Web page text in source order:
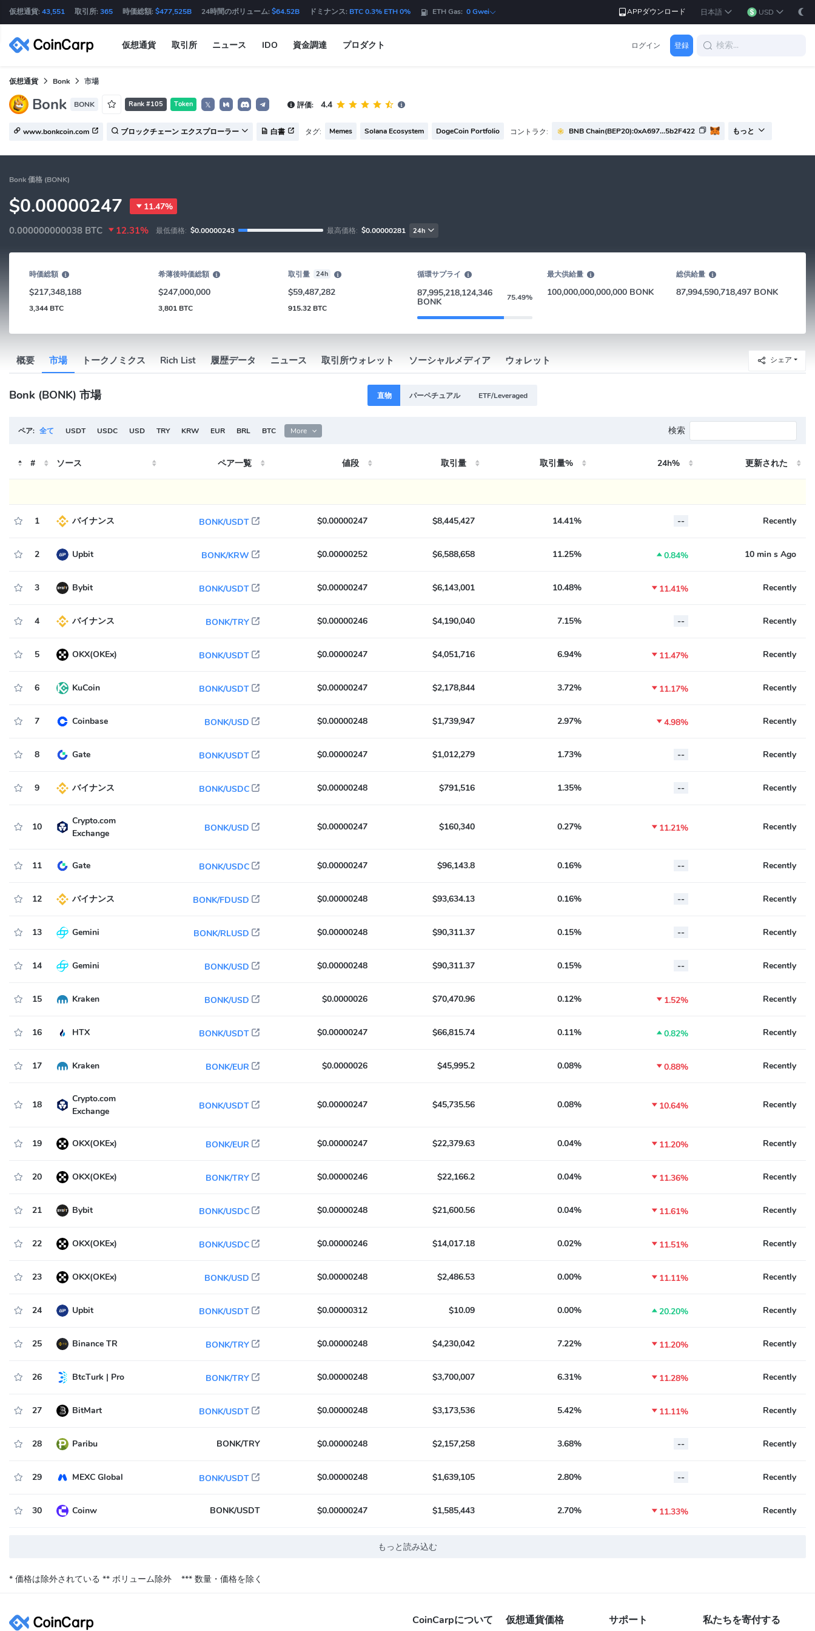
仮想通貨: 43,551 取引所: 365 時価総額: $477,525B 24時間のボリューム: $64.52B ドミナンス: BTC 0.3% ETH 0% ETH Gas: 0 Gwei APPダウンロード 日本語 USD
仮想通貨 取引所 ニュース IDO 資金調達 プロダクト ログイン 登録
仮想通貨 Bonk 市場
Bonk BONK Rank #105 Token 𝕏 評価: 4.4
www.bonkcoin.com ブロックチェーン エクスプローラー 白書 タグ: Memes Solana Ecosystem DogeCoin Portfolio コントラク: BNB Chain(BEP20):0xA697...5b2F422 もっと
Bonk 価格 (BONK)
$0.00000247 11.47%
0.000000000038 BTC 12.31% 最低価格: $0.00000243 最高価格: $0.00000281 24h
時価総額
$217,348,188
3,344 BTC
希薄後時価総額
$247,000,000
3,801 BTC
取引量 24h
$59,487,282
915.32 BTC
循環サプライ
87,995,218,124,346
BONK 75.49%
最大供給量
100,000,000,000,000 BONK
総供給量
87,994,590,718,497 BONK
概要 市場 トークノミクス Rich List 履歴データ ニュース 取引所ウォレット ソーシャルメディア ウォレット シェア
Bonk (BONK) 市場 直物 パーペチュアル ETF/Leveraged
ペア: 全て USDT USDC USD TRY KRW EUR BRL BTC More 検索
# ソース ペア一覧 値段 取引量 取引量% 24h% 更新された
1 バイナンス BONK/USDT $0.00000247 $8,445,427 14.41% -- Recently
2 Upbit BONK/KRW $0.00000252 $6,588,658 11.25% 0.84% 10 min s Ago
3 Bybit BONK/USDT $0.00000247 $6,143,001 10.48%  11.41% Recently
4 バイナンス BONK/TRY $0.00000246 $4,190,040 7.15% -- Recently
5 OKX(OKEx) BONK/USDT $0.00000247 $4,051,716 6.94%  11.47% Recently
6 KuCoin BONK/USDT $0.00000247 $2,178,844 3.72%  11.17% Recently
7 Coinbase BONK/USD $0.00000248 $1,739,947 2.97% 4.98% Recently
8 Gate BONK/USDT $0.00000247 $1,012,279 1.73% -- Recently
9 バイナンス BONK/USDC $0.00000248 $791,516 1.35% -- Recently
10
Crypto.com
Exchange
BONK/USD $0.00000247 $160,340 0.27%  11.21% Recently
11 Gate BONK/USDC $0.00000247 $96,143.8 0.16% -- Recently
12 バイナンス BONK/FDUSD $0.00000248 $93,634.13 0.16% -- Recently
13 Gemini BONK/RLUSD $0.00000248 $90,311.37 0.15% -- Recently
14 Gemini BONK/USD $0.00000248 $90,311.37 0.15% -- Recently
15 Kraken BONK/USD $0.0000026 $70,470.96 0.12%  1.52% Recently
16 HTX BONK/USDT $0.00000247 $66,815.74 0.11% 0.82% Recently
17 Kraken BONK/EUR $0.0000026 $45,995.2 0.08% 0.88% Recently
18
Crypto.com
Exchange
BONK/USDT $0.00000247 $45,735.56 0.08%  10.64% Recently
19 OKX(OKEx) BONK/EUR $0.00000247 $22,379.63 0.04%  11.20% Recently
20 OKX(OKEx) BONK/TRY $0.00000246 $22,166.2 0.04%  11.36% Recently
21 Bybit BONK/USDC $0.00000248 $21,600.56 0.04%  11.61% Recently
22 OKX(OKEx) BONK/USDC $0.00000246 $14,017.18 0.02%  11.51% Recently
23 OKX(OKEx) BONK/USD $0.00000248 $2,486.53 0.00%  11.11% Recently
24 Upbit BONK/USDT $0.00000312 $10.09 0.00% 20.20% Recently
25 Binance TR BONK/TRY $0.00000248 $4,230,042 7.22%  11.20% Recently
26 BtcTurk | Pro BONK/TRY $0.00000248 $3,700,007 6.31%  11.28% Recently
27 BitMart BONK/USDT $0.00000248 $3,173,536 5.42%  11.11% Recently
28 Paribu BONK/TRY $0.00000248 $2,157,258 3.68% -- Recently
29 MEXC Global BONK/USDT $0.00000248 $1,639,105 2.80% -- Recently
30 Coinw BONK/USDT $0.00000247 $1,585,443 2.70%  11.33% Recently
もっと読み込む
* 価格は除外されている ** ボリューム除外 *** 数量・価格を除く
CoinCarpについて 仮想通貨価格 サポート 私たちを寄付する